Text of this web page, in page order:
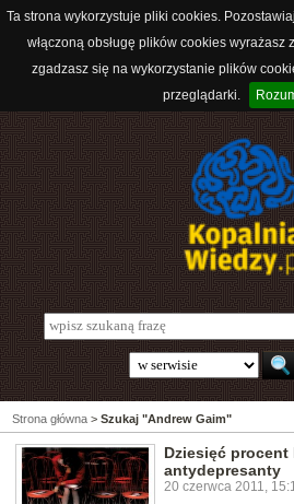
Ta strona wykorzystuje pliki cookies.
włączoną obsługę plików cookies wyrażasz
zgadzasz się na wykorzystanie plików
przeglądarki.
Strona główna > Szukaj "Andrew Gaim"
Dziesięć procent
antydepresanty
20 czerwca 2011,